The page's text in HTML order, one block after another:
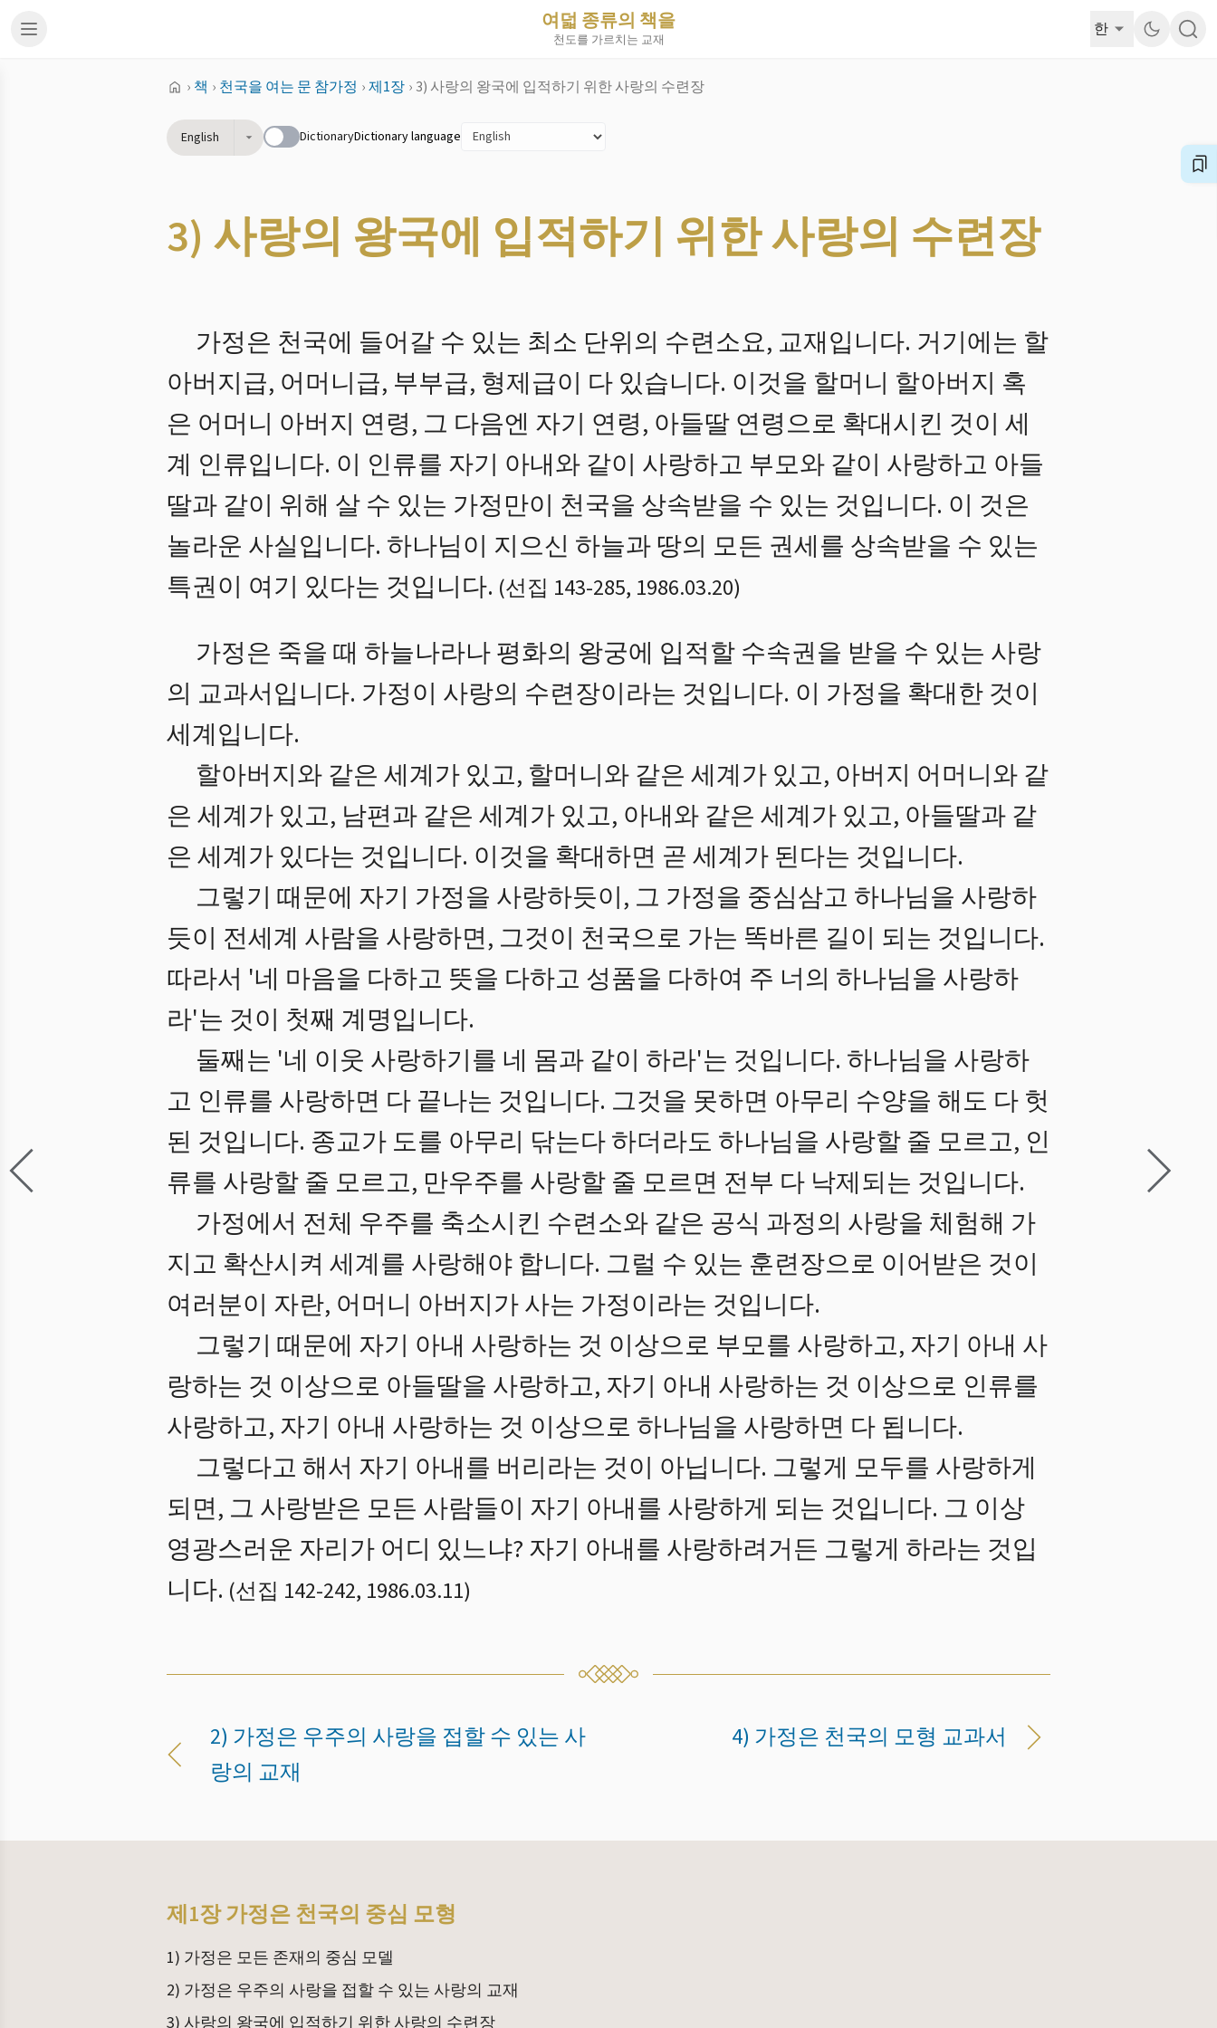
여덟 종류의 책을
천도를 가르치는 교재
한
› 책 › 천국을 여는 문 참가정 ›제1장 › 3) 사랑의 왕국에 입적하기 위한 사랑의 수련장
English DictionaryDictionary language
3) 사랑의 왕국에 입적하기 위한 사랑의 수련장
가정은 천국에 들어갈 수 있는 최소 단위의 수련소요, 교재입니다. 거기에는 할
아버지급, 어머니급, 부부급, 형제급이 다 있습니다. 이것을 할머니 할아버지 혹
은 어머니 아버지 연령, 그 다음엔 자기 연령, 아들딸 연령으로 확대시킨 것이 세
계 인류입니다. 이 인류를 자기 아내와 같이 사랑하고 부모와 같이 사랑하고 아들
딸과 같이 위해 살 수 있는 가정만이 천국을 상속받을 수 있는 것입니다. 이 것은
놀라운 사실입니다. 하나님이 지으신 하늘과 땅의 모든 권세를 상속받을 수 있는
특권이 여기 있다는 것입니다. (선집 143-285, 1986.03.20)
가정은 죽을 때 하늘나라나 평화의 왕궁에 입적할 수속권을 받을 수 있는 사랑
의 교과서입니다. 가정이 사랑의 수련장이라는 것입니다. 이 가정을 확대한 것이
세계입니다.
할아버지와 같은 세계가 있고, 할머니와 같은 세계가 있고, 아버지 어머니와 같
은 세계가 있고, 남편과 같은 세계가 있고, 아내와 같은 세계가 있고, 아들딸과 같
은 세계가 있다는 것입니다. 이것을 확대하면 곧 세계가 된다는 것입니다.
그렇기 때문에 자기 가정을 사랑하듯이, 그 가정을 중심삼고 하나님을 사랑하
듯이 전세계 사람을 사랑하면, 그것이 천국으로 가는 똑바른 길이 되는 것입니다.
따라서 '네 마음을 다하고 뜻을 다하고 성품을 다하여 주 너의 하나님을 사랑하
라'는 것이 첫째 계명입니다.
둘째는 '네 이웃 사랑하기를 네 몸과 같이 하라'는 것입니다. 하나님을 사랑하
고 인류를 사랑하면 다 끝나는 것입니다. 그것을 못하면 아무리 수양을 해도 다 헛
된 것입니다. 종교가 도를 아무리 닦는다 하더라도 하나님을 사랑할 줄 모르고, 인
류를 사랑할 줄 모르고, 만우주를 사랑할 줄 모르면 전부 다 낙제되는 것입니다.
가정에서 전체 우주를 축소시킨 수련소와 같은 공식 과정의 사랑을 체험해 가
지고 확산시켜 세계를 사랑해야 합니다. 그럴 수 있는 훈련장으로 이어받은 것이
여러분이 자란, 어머니 아버지가 사는 가정이라는 것입니다.
그렇기 때문에 자기 아내 사랑하는 것 이상으로 부모를 사랑하고, 자기 아내 사
랑하는 것 이상으로 아들딸을 사랑하고, 자기 아내 사랑하는 것 이상으로 인류를
사랑하고, 자기 아내 사랑하는 것 이상으로 하나님을 사랑하면 다 됩니다.
그렇다고 해서 자기 아내를 버리라는 것이 아닙니다. 그렇게 모두를 사랑하게
되면, 그 사랑받은 모든 사람들이 자기 아내를 사랑하게 되는 것입니다. 그 이상
영광스러운 자리가 어디 있느냐? 자기 아내를 사랑하려거든 그렇게 하라는 것입
니다. (선집 142-242, 1986.03.11)
2) 가정은 우주의 사랑을 접할 수 있는 사
랑의 교재
4) 가정은 천국의 모형 교과서
제1장 가정은 천국의 중심 모형
1) 가정은 모든 존재의 중심 모델
2) 가정은 우주의 사랑을 접할 수 있는 사랑의 교재
3) 사랑의 왕국에 입적하기 위한 사랑의 수련장